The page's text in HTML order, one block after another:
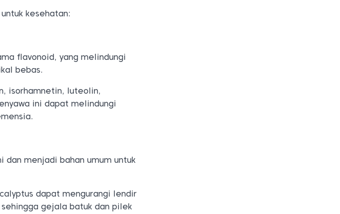
kesehatan:
flavonoid, yang melindungi
bebas.
isorhamnetin, luteolin,
ini dapat melindungi
dan menjadi bahan umum untuk
dapat mengurangi lendir
gejala batuk dan pilek